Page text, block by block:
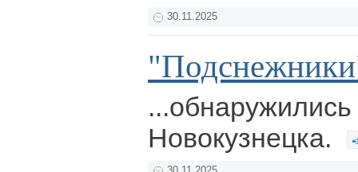
30.11.2025
Новокузнецка.